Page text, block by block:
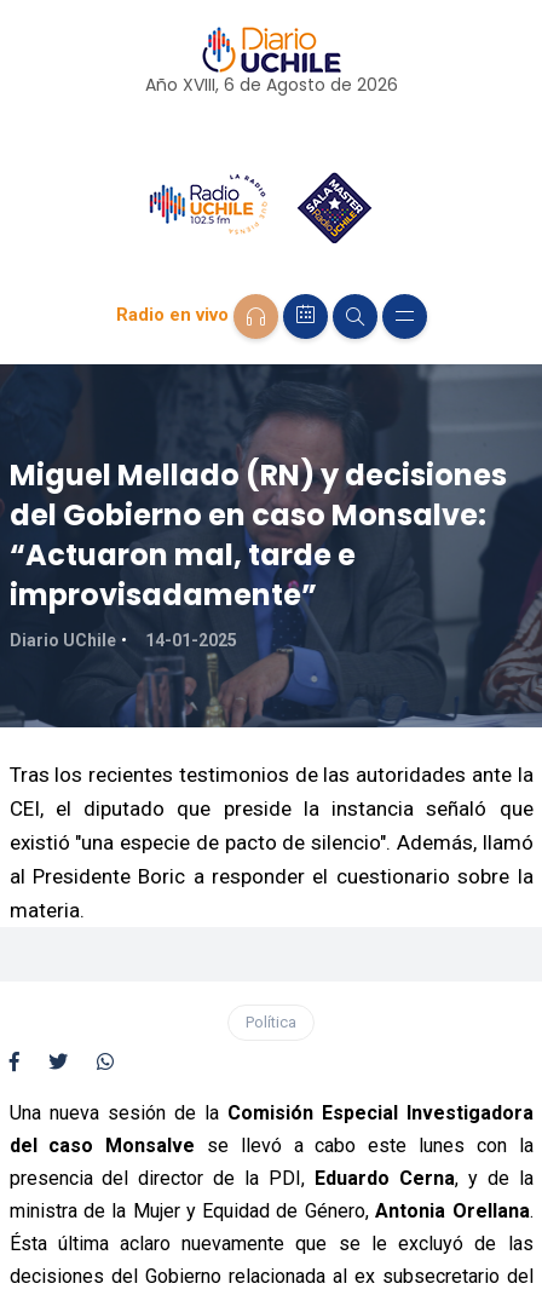
Año XVIII, 6 de Agosto de 2026
Radio en vivo
Miguel Mellado (RN) y decisiones
del Gobierno en caso Monsalve:
“Actuaron mal, tarde e
improvisadamente”
Diario UChile 14-01-2025
Tras los recientes testimonios de las autoridades ante la
CEI, el diputado que preside la instancia señaló que
existió "una especie de pacto de silencio". Además, llamó
al Presidente Boric a responder el cuestionario sobre la
materia.
Política
Una nueva sesión de laComisión Especial Investigadora
del caso Monsalve se llevó a cabo este lunes con la
presencia del director de la PDI, Eduardo Cerna, y de la
ministra de la Mujer y Equidad de Género,Antonia Orellana.
Ésta última aclaro nuevamente que se le excluyó de las
decisiones del Gobierno relacionada al ex subsecretario del